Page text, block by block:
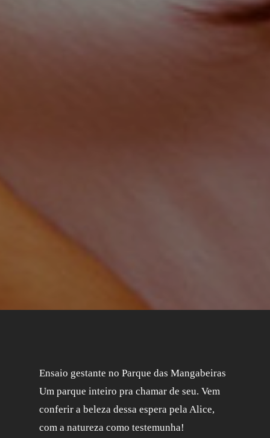
Ensaio gestante no Parque das Mangabeiras
Um parque inteiro pra chamar de seu. Vem
conferir a beleza dessa espera pela Alice,
com a natureza como testemunha!